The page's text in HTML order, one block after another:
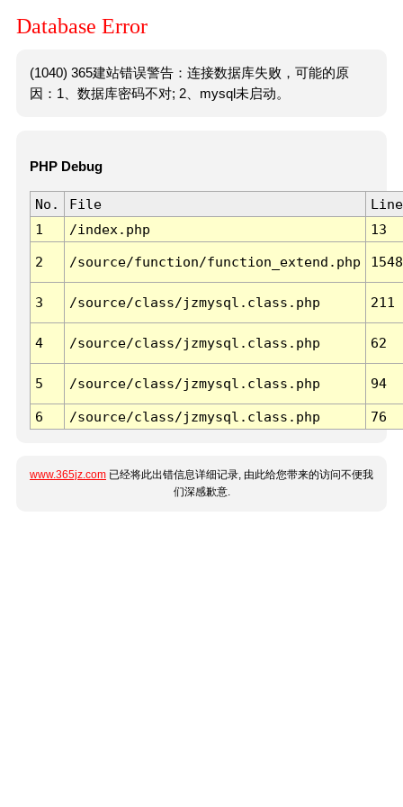
Database Error
(1040) 365建站错误警告：连接数据库失败，可能的原
因：1、数据库密码不对; 2、mysql未启动。
PHP Debug
No. File
Line
1
/index.php 13
2 /source/function/function_extend.php 1548
3 /source/class/jzmysql.class.php 211
4 /source/class/jzmysql.class.php 62
5 /source/class/jzmysql.class.php 94
6 /source/class/jzmysql.class.php 76
www.365jz.com 已经将此出错信息详细记录, 由此给您带来的访问不便我
们深感歉意.